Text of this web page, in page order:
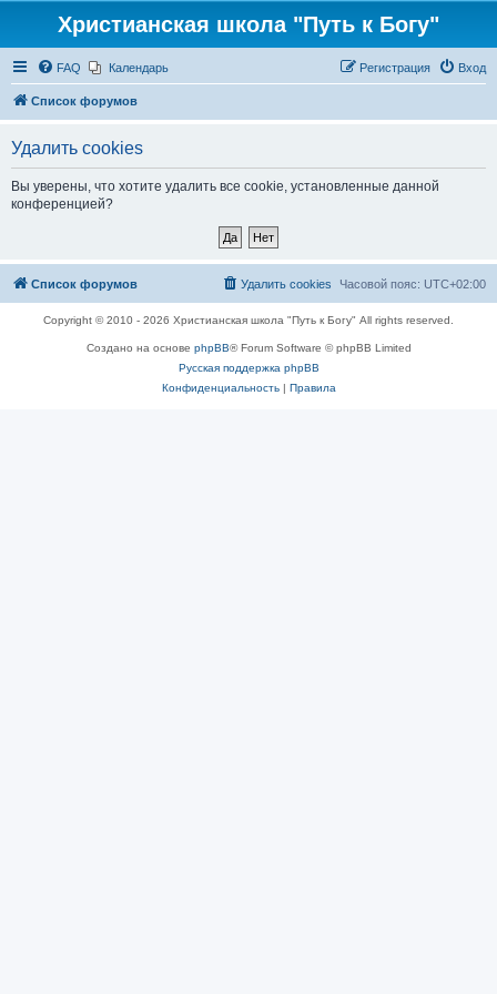
Христианская школа "Путь к Богу"
FAQ Календарь Вход
Регистрация
Список форумов
Удалить cookies
Вы уверены, что хотите удалить все cookie, установленные данной
конференцией?
Список форумов Часовой пояс: UTC+02:00
Удалить cookies
Copyright © 2010 - 2026 Христианская школа "Путь к Богу" All rights reserved.
Создано на основе phpBB® Forum Software © phpBB Limited
Русская поддержка phpBB
Конфиденциальность| Правила